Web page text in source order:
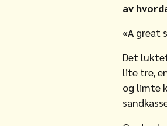
av
«A great
Det
lite tre,
og limte